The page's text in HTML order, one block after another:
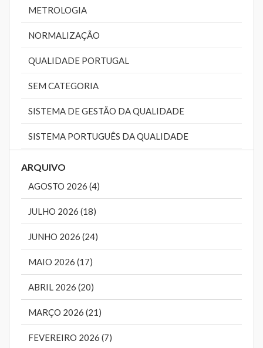
METROLOGIA
NORMALIZAÇÃO
QUALIDADE PORTUGAL
SEM CATEGORIA
SISTEMA DE GESTÃO DA QUALIDADE
SISTEMA PORTUGUÊS DA QUALIDADE
ARQUIVO
AGOSTO 2026 (4)
JULHO 2026 (18)
JUNHO 2026 (24)
MAIO 2026 (17)
ABRIL 2026 (20)
MARÇO 2026 (21)
FEVEREIRO 2026 (7)